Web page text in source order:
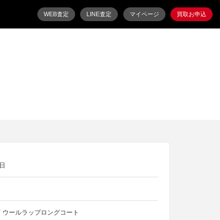
WEB査定 LINE査定 マイページ 買取お申込
ウールラップロングコート